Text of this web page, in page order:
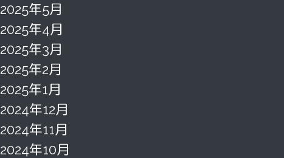
2025年5月
2025年4月
2025年3月
2025年2月
2025年1月
2024年12月
2024年11月
2024年10月